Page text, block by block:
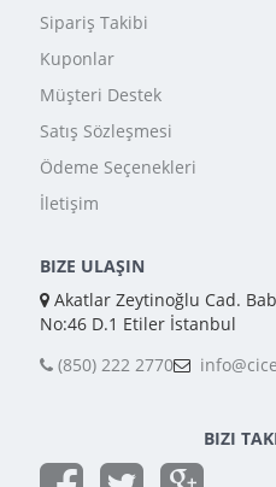
Sipariş Takibi
Kuponlar
Müşteri Destek
Satış Sözleşmesi
Ödeme Seçenekleri
İletişim
BIZE ULAŞIN
Akatlar Zeytinoğlu Cad.
No:46 D.1 Etiler İstanbul
(850) 222 2770
BIZI